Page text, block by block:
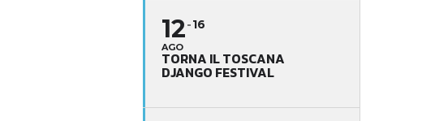
12
AGO
16
TORNA IL TOSCANA
DJANGO FESTIVAL